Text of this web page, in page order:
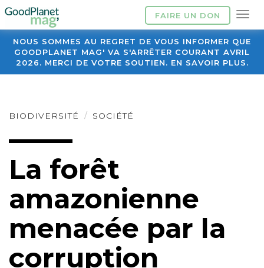
FAIRE UN DON
NOUS SOMMES AU REGRET DE VOUS INFORMER QUE
GOODPLANET MAG' VA S'ARRÊTER COURANT AVRIL
2026. MERCI DE VOTRE SOUTIEN. EN SAVOIR PLUS.
BIODIVERSITÉ SOCIÉTÉ
La forêt
amazonienne
menacée par la
corruption